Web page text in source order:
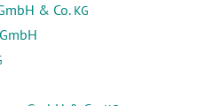
& Co. KG